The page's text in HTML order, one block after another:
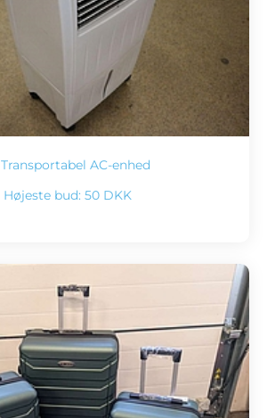
Transportabel AC-enhed
Højeste bud: 50 DKK